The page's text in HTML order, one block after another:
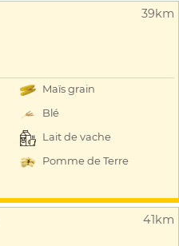
39km
Maïs grain
Blé
Lait de vache
Pomme de Terre
41km